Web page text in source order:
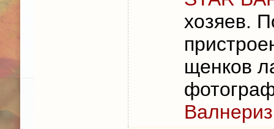
хозяев.
щенков